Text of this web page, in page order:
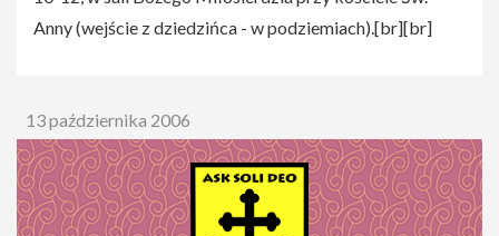
Anny (wejście z dziedzińca - w podziemiach).[br][br]
13 października 2006